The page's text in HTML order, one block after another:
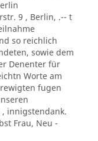
9 , Berlin, .-- t
so reichlich
sowie dem
Denenter für
Worte am
fugen
innigstendank.
Frau, Neu -